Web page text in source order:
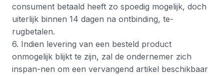
consument betaald heeft zo spoedig mogelijk, doch
uiterlijk binnen 14 dagen na ontbinding, te-
rugbetalen.
6. Indien levering van een besteld product
onmogelijk blijkt te zijn, zal de ondernemer zich
inspan-nen om een vervangend artikel beschikbaar